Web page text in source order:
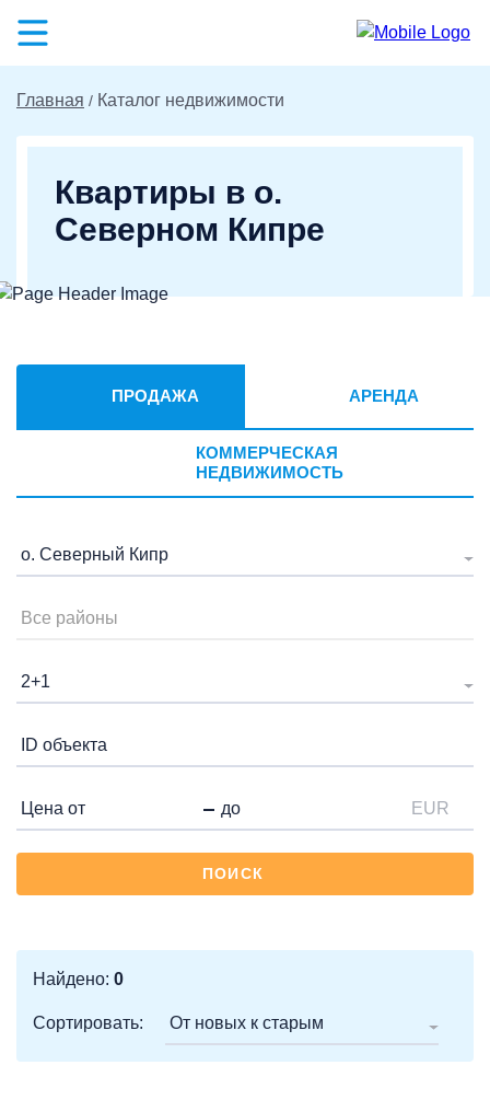
Главная Каталог недвижимости
Квартиры в о.
Северном Кипре
ПРОДАЖА АРЕНДА
КОММЕРЧЕСКАЯ
НЕДВИЖИМОСТЬ
о. Северный Кипр
Все районы
2+1
EUR
ПОИСК
Найдено: 0
Сортировать: От новых к старым